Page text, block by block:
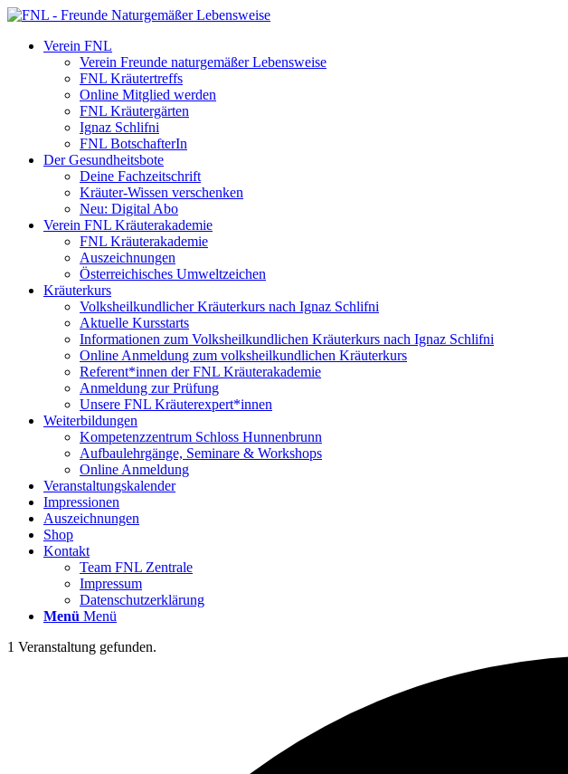
Verein FNL
Verein Freunde naturgemäßer Lebensweise
FNL Kräutertreffs
Online Mitglied werden
FNL Kräutergärten
Ignaz Schlifni
FNL BotschafterIn
Der Gesundheitsbote
Deine Fachzeitschrift
Kräuter-Wissen verschenken
Neu: Digital Abo
Verein FNL Kräuterakademie
FNL Kräuterakademie
Auszeichnungen
Österreichisches Umweltzeichen
Kräuterkurs
Volksheilkundlicher Kräuterkurs nach Ignaz Schlifni
Aktuelle Kursstarts
Informationen zum Volksheilkundlichen Kräuterkurs nach Ignaz Schlifni
Online Anmeldung zum volksheilkundlichen Kräuterkurs
Referent*innen der FNL Kräuterakademie
Anmeldung zur Prüfung
Unsere FNL Kräuterexpert*innen
Weiterbildungen
Kompetenzzentrum Schloss Hunnenbrunn
Aufbaulehrgänge, Seminare & Workshops
Online Anmeldung
Veranstaltungskalender
Impressionen
Auszeichnungen
Shop
Kontakt
Team FNL Zentrale
Impressum
Datenschutzerklärung
Menü Menü
1 Veranstaltung gefunden.